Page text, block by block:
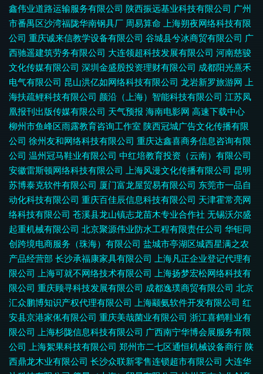
鑫伟业道路运输服务有限公司 陕西振远基业科技有限公司 广州
市番禺区沙湾福陇华南钢具厂 周易算命 上海朔夜网络科技有限
公司 重庆诚来信教学设备有限公司 谷城县兮冰商贸有限公司 广
西驰遥建筑劳务有限公司 大连领超科技发展有限公司 河南慈骏
文化传媒有限公司 深圳金盛股投资理财有限公司 成都阳光熹禾
电气有限公司 昆山洪亿如网络科技有限公司 龙岩新罗旅游网 上
海扶疏鲤科技有限公司 颜沿（上海）智能科技有限公司 江苏凤
凰报刊出版传媒有限公司 天气预报 海南电影网 高速下载中心
柳州市鱼峰区雨露教育咨询工作室 陕西冠城广告文化传播有限
公司 徐州友和网络科技有限公司 重庆达鑫喜商务信息咨询有限
公司 温州冠马鞋业有限公司 中红培教育投资（云南）有限公司
安徽雷斯顿网络科技有限公司 上海风漫文化传播有限公司 昆明
苏博泰克软件有限公司 厦门富龙屋贸易有限公司 东莞市一品自
动化科技有限公司 重庆百佳辰信息科技有限公司 天津霍常亮网
络科技有限公司 苍溪县龙山镇志龙苗木专业合作社 无锡沃尔盛
起重机械有限公司 北京聚源伟业防水工程有限责任公司 华钜同
创跨境电商服务（珠海）有限公司 盐城市亭湖区城西星满之农
产品经营部 长沙承福康家具有限公司 上海凡正企业登记代理有
限公司 上海可就不网络技术有限公司 上海扬梦宏松网络科技有
限公司 重庆顾寻科技发展有限公司 成都逸璞商贸有限公司 北京
汇众鹏博知识产权代理有限公司 上海颛氨软件开发有限公司 红
安县京港家俬有限公司 重庆美哉菌业有限公司 浙江喜鹤鞋业有
限公司 上海杉陇信息科技有限公司 广西南宁华博会展服务有限
公司 上海絮果科技有限公司 郑州市二七区通恒机械设备商行 陕
西鼎龙木业有限公司 长沙众联新零售连锁超市有限公司 大连华